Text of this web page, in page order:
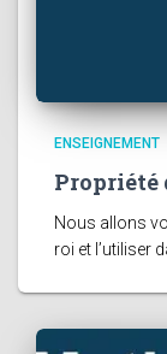
ENSEIGNEMENT
Propriété
Nous allons
roi et l’utiliser